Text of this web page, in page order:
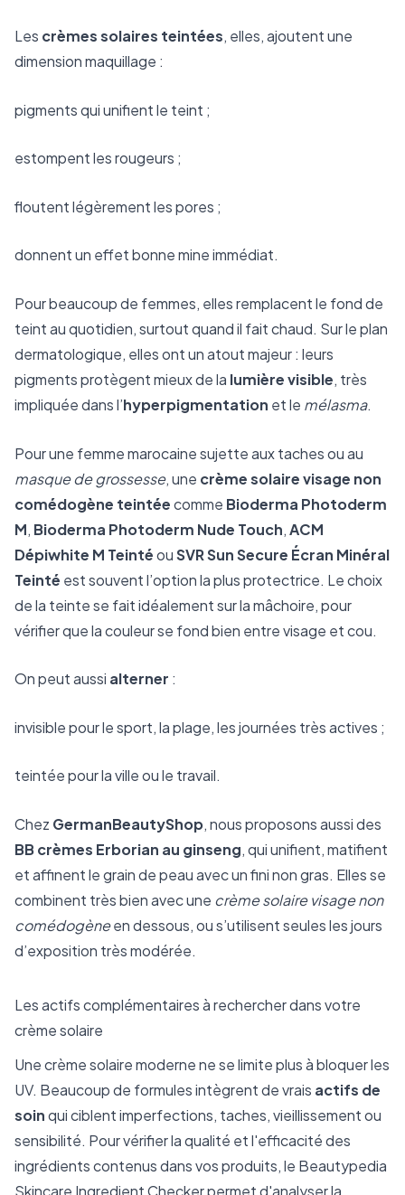
Les crèmes solaires teintées, elles, ajoutent une
dimension maquillage :
pigments qui unifient le teint ;
estompent les rougeurs ;
floutent légèrement les pores ;
donnent un effet bonne mine immédiat.
Pour beaucoup de femmes, elles remplacent le fond de
teint au quotidien, surtout quand il fait chaud. Sur le plan
dermatologique, elles ont un atout majeur : leurs
pigments protègent mieux de la lumière visible, très
impliquée dans l’hyperpigmentation et le mélasma.
Pour une femme marocaine sujette aux taches ou au
masque de grossesse, une crème solaire visage non
comédogène teintéecomme Bioderma Photoderm
M, Bioderma Photoderm Nude Touch,ACM
Dépiwhite M TeintéouSVR Sun Secure Écran Minéral
Teinté est souvent l’option la plus protectrice. Le choix
de la teinte se fait idéalement sur la mâchoire, pour
vérifier que la couleur se fond bien entre visage et cou.
On peut aussi alterner :
invisible pour le sport, la plage, les journées très actives ;
teintée pour la ville ou le travail.
Chez GermanBeautyShop, nous proposons aussi des
BB crèmes Erborian au ginseng, qui unifient, matifient
et affinent le grain de peau avec un fini non gras. Elles se
combinent très bien avec une crème solaire visage non
comédogèneen dessous, ou s’utilisent seules les jours
d’exposition très modérée.
Les actifs complémentaires à rechercher dans votre
crème solaire
Une crème solaire moderne ne se limite plus à bloquer les
UV. Beaucoup de formules intègrent de vrais actifs de
soinqui ciblent imperfections, taches, vieillissement ou
sensibilité. Pour vérifier la qualité et l'efficacité des
ingrédients contenus dans vos produits, le Beautypedia
Skincare Ingredient Checkerpermet d'analyser la